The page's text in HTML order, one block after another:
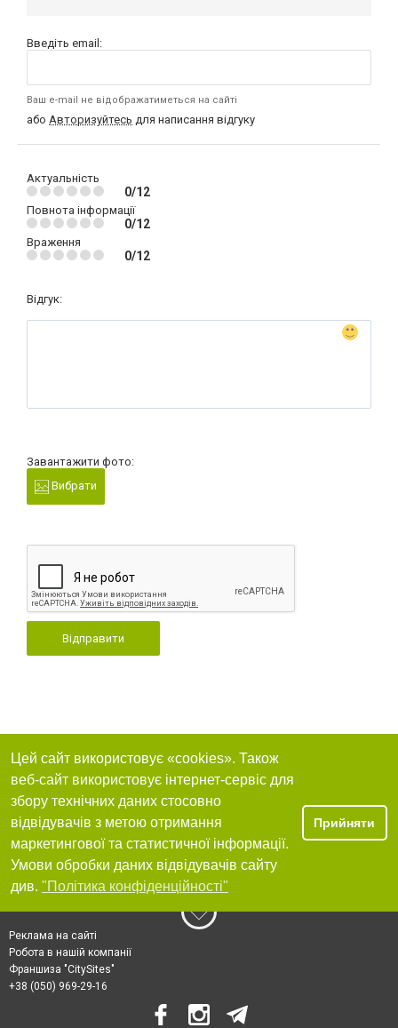
Введіть email:
Ваш e-mail не відображатиметься на сайті
або Авторизуйтесь для написання відгуку
Актуальність
0/12
Повнота інформації
0/12
Враження
0/12
Відгук:
Завантажити фото:
Вибрати
Відправити
Цей сайт використовує «cookies». Також
веб-сайт використовує інтернет-сервіс для
збору технічних даних стосовно
відвідувачів з метою отримання
маркетингової та статистичної інформації.
Умови обробки даних відвідувачів сайту
див. "Політика конфіденційності"
Прийняти
Реклама на сайті
Робота в нашій компанії
Франшиза "CitySites"
+38 (050) 969-29-16